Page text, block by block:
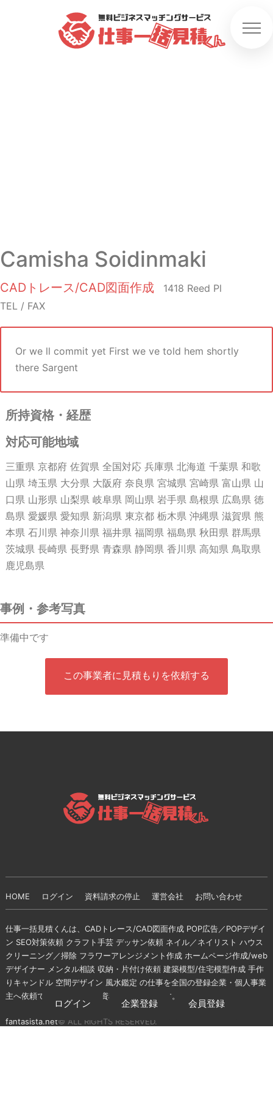
Camisha Soidinmaki
CADトレース/CAD図面作成
1418 Reed Pl
TEL / FAX
Or we ll commit yet First we ve told hem shortly
there Sargent
所持資格・経歴
対応可能地域
三重県 京都府 佐賀県 全国対応 兵庫県 北海道 千葉県 和歌
山県 埼玉県 大分県 大阪府 奈良県 宮城県 宮崎県 富山県 山
口県 山形県 山梨県 岐阜県 岡山県 岩手県 島根県 広島県 徳
島県 愛媛県 愛知県 新潟県 東京都 栃木県 沖縄県 滋賀県 熊
本県 石川県 神奈川県 福井県 福岡県 福島県 秋田県 群馬県
茨城県 長崎県 長野県 青森県 静岡県 香川県 高知県 鳥取県
鹿児島県
事例・参考写真
準備中です
この事業者に見積もりを依頼する
HOME ログイン 資料請求の停止 運営会社 お問い合わせ
仕事一括見積くんは、CADトレース/CAD図面作成 POP広告／POPデザイ
ン SEO対策依頼 クラフト手芸 デッサン依頼 ネイル／ネイリスト ハウス
クリーニング／掃除 フラワーアレンジメント作成 ホームページ作成/web
デザイナー メンタル相談 収納・片付け依頼 建築模型/住宅模型作成 手作
りキャンドル 空間デザイン 風水鑑定 の仕事を全国の登録企業・個人事業
主へ依頼できる無料の一括資料請求サイトです。
fantasista.net© ALL RIGHTS RESERVED.
ログイン 企業登録 会員登録